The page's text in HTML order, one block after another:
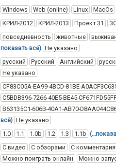
Windows Web (online) Linux MacOs
КРИЛ-2012 КРИЛ-2013 Проект 31
повседневность животные
показать всё) Не указано
русский Русский Английский
Не указано
CF83C05A-EA99-4BCD-81BE-
C5BDB396-7266-40E5-BE45-
B63135C1-606B-40A1-AB70-
всё) Не указано
1.0 1.1 1.0b 1.2 1.3 1.1b
С видео С обзорами С
Можно поиграть онлайн
Можно